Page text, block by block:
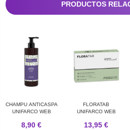
PRODUCTOS
CHAMPU ANTICASPA
UNIFARCO WEB
8,90 €
FLORATAB
UNIFARCO WEB
13,95 €